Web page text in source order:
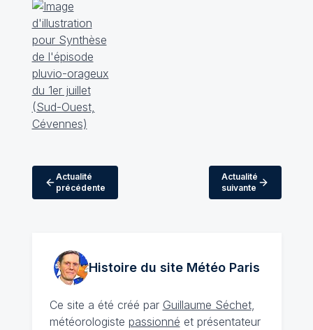
Actualité
précédente
Actualité
suivante
Histoire du site MétéoParis
Ce site a été créé par Guillaume Séchet,
météorologiste passionné et présentateur